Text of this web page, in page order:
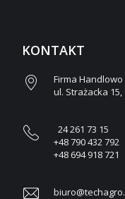
KONTAKT
Firma Handlowo
ul. Strażacka
24 261 73 15
+48 790 432 792
+48 694 918 721